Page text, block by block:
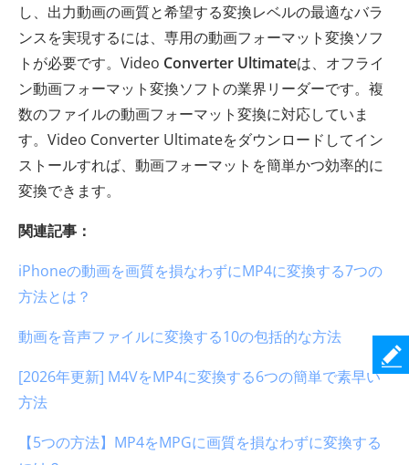
し、出力動画の画質と希望する変換レベルの最適なバラ
ンスを実現するには、専用の動画フォーマット変換ソフ
トが必要です。Video Converter Ultimateは、オフライ
ン動画フォーマット変換ソフトの業界リーダーです。複
数のファイルの動画フォーマット変換に対応していま
す。Video Converter Ultimateをダウンロードしてイン
ストールすれば、動画フォーマットを簡単かつ効率的に
変換できます。
関連記事：
iPhoneの動画を画質を損なわずにMP4に変換する7つの
方法とは？
動画を音声ファイルに変換する10の包括的な方法
[2026年更新] M4VをMP4に変換する6つの簡単で素早い
方法
【5つの方法】MP4をMPGに画質を損なわずに変換する